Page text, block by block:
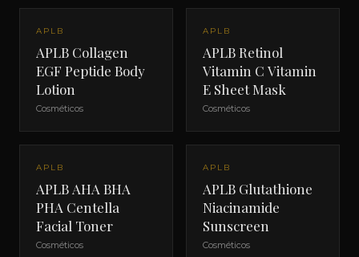
APLB
APLB Collagen
EGF Peptide Body
Lotion
Cosméticos
APLB
APLB Retinol
Vitamin C Vitamin
E Sheet Mask
Cosméticos
APLB
APLB AHA BHA
PHA Centella
Facial Toner
Cosméticos
APLB
APLB Glutathione
Niacinamide
Sunscreen
Cosméticos